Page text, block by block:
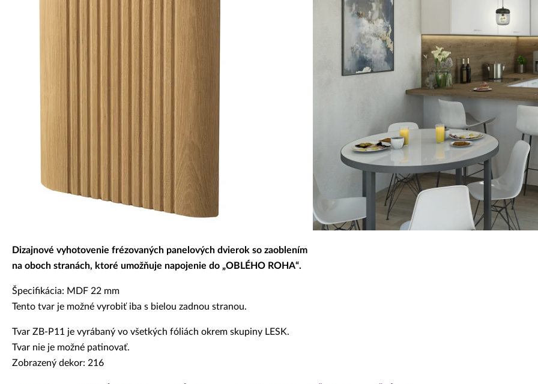
Dizajnové vyhotovenie frézovaných panelových dvierok so zaoblením
na oboch stranách, ktoré umožňuje napojenie do „OBLÉHO ROHA“.
Špecifikácia: MDF 22 mm
Tento tvar je možné vyrobiť iba s bielou zadnou stranou.
Tvar ZB-P11 je vyrábaný vo všetkých fóliách okrem skupiny LESK.
Tvar nie je možné patinovať.
Zobrazený dekor: 216